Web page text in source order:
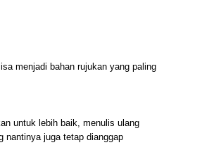
menjadi bahan rujukan yang paling
untuk lebih baik, menulis ulang
nantinya juga tetap dianggap